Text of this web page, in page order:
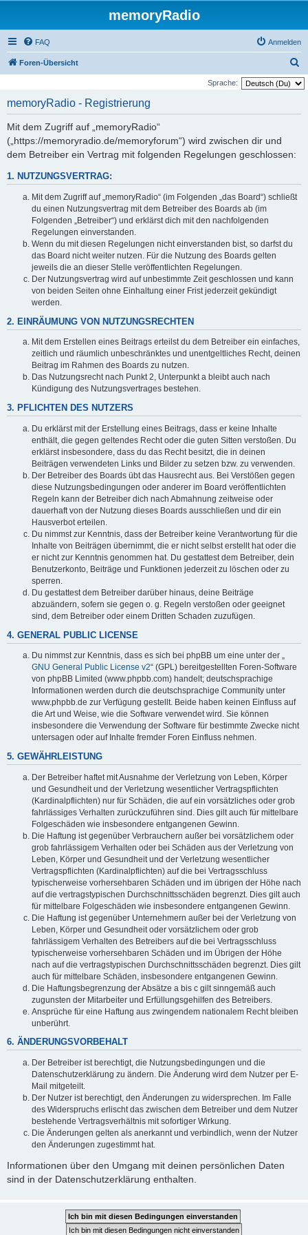
memoryRadio
FAQ Anmelden
Foren-Übersicht
u
Sprache:
memoryRadio - Registrierung
Mit dem Zugriff auf „memoryRadio“
(„https://memoryradio.de/memoryforum“) wird zwischen dir und
dem Betreiber ein Vertrag mit folgenden Regelungen geschlossen:
1. NUTZUNGSVERTRAG:
Mit dem Zugriff auf „memoryRadio“ (im Folgenden „das Board“) schließt
du einen Nutzungsvertrag mit dem Betreiber des Boards ab (im
Folgenden „Betreiber“) und erklärst dich mit den nachfolgenden
Regelungen einverstanden.
Wenn du mit diesen Regelungen nicht einverstanden bist, so darfst du
das Board nicht weiter nutzen. Für die Nutzung des Boards gelten
jeweils die an dieser Stelle veröffentlichten Regelungen.
Der Nutzungsvertrag wird auf unbestimmte Zeit geschlossen und kann
von beiden Seiten ohne Einhaltung einer Frist jederzeit gekündigt
werden.
2. EINRÄUMUNG VON NUTZUNGSRECHTEN
Mit dem Erstellen eines Beitrags erteilst du dem Betreiber ein einfaches,
zeitlich und räumlich unbeschränktes und unentgeltliches Recht, deinen
Beitrag im Rahmen des Boards zu nutzen.
Das Nutzungsrecht nach Punkt 2, Unterpunkt a bleibt auch nach
Kündigung des Nutzungsvertrages bestehen.
3. PFLICHTEN DES NUTZERS
Du erklärst mit der Erstellung eines Beitrags, dass er keine Inhalte
enthält, die gegen geltendes Recht oder die guten Sitten verstoßen. Du
erklärst insbesondere, dass du das Recht besitzt, die in deinen
Beiträgen verwendeten Links und Bilder zu setzen bzw. zu verwenden.
Der Betreiber des Boards übt das Hausrecht aus. Bei Verstößen gegen
diese Nutzungsbedingungen oder anderer im Board veröffentlichten
Regeln kann der Betreiber dich nach Abmahnung zeitweise oder
dauerhaft von der Nutzung dieses Boards ausschließen und dir ein
Hausverbot erteilen.
Du nimmst zur Kenntnis, dass der Betreiber keine Verantwortung für die
Inhalte von Beiträgen übernimmt, die er nicht selbst erstellt hat oder die
er nicht zur Kenntnis genommen hat. Du gestattest dem Betreiber, dein
Benutzerkonto, Beiträge und Funktionen jederzeit zu löschen oder zu
sperren.
Du gestattest dem Betreiber darüber hinaus, deine Beiträge
abzuändern, sofern sie gegen o. g. Regeln verstoßen oder geeignet
sind, dem Betreiber oder einem Dritten Schaden zuzufügen.
4. GENERAL PUBLIC LICENSE
Du nimmst zur Kenntnis, dass es sich bei phpBB um eine unter der „
GNU General Public License v2“ (GPL) bereitgestellten Foren-Software
von phpBB Limited (www.phpbb.com) handelt; deutschsprachige
Informationen werden durch die deutschsprachige Community unter
www.phpbb.de zur Verfügung gestellt. Beide haben keinen Einfluss auf
die Art und Weise, wie die Software verwendet wird. Sie können
insbesondere die Verwendung der Software für bestimmte Zwecke nicht
untersagen oder auf Inhalte fremder Foren Einfluss nehmen.
5. GEWÄHRLEISTUNG
Der Betreiber haftet mit Ausnahme der Verletzung von Leben, Körper
und Gesundheit und der Verletzung wesentlicher Vertragspflichten
(Kardinalpflichten) nur für Schäden, die auf ein vorsätzliches oder grob
fahrlässiges Verhalten zurückzuführen sind. Dies gilt auch für mittelbare
Folgeschäden wie insbesondere entgangenen Gewinn.
Die Haftung ist gegenüber Verbrauchern außer bei vorsätzlichem oder
grob fahrlässigem Verhalten oder bei Schäden aus der Verletzung von
Leben, Körper und Gesundheit und der Verletzung wesentlicher
Vertragspflichten (Kardinalpflichten) auf die bei Vertragsschluss
typischerweise vorhersehbaren Schäden und im übrigen der Höhe nach
auf die vertragstypischen Durchschnittsschäden begrenzt. Dies gilt auch
für mittelbare Folgeschäden wie insbesondere entgangenen Gewinn.
Die Haftung ist gegenüber Unternehmern außer bei der Verletzung von
Leben, Körper und Gesundheit oder vorsätzlichem oder grob
fahrlässigem Verhalten des Betreibers auf die bei Vertragsschluss
typischerweise vorhersehbaren Schäden und im Übrigen der Höhe
nach auf die vertragstypischen Durchschnittsschäden begrenzt. Dies gilt
auch für mittelbare Schäden, insbesondere entgangenen Gewinn.
Die Haftungsbegrenzung der Absätze a bis c gilt sinngemäß auch
zugunsten der Mitarbeiter und Erfüllungsgehilfen des Betreibers.
Ansprüche für eine Haftung aus zwingendem nationalem Recht bleiben
unberührt.
6. ÄNDERUNGSVORBEHALT
Der Betreiber ist berechtigt, die Nutzungsbedingungen und die
Datenschutzerklärung zu ändern. Die Änderung wird dem Nutzer per E-
Mail mitgeteilt.
Der Nutzer ist berechtigt, den Änderungen zu widersprechen. Im Falle
des Widerspruchs erlischt das zwischen dem Betreiber und dem Nutzer
bestehende Vertragsverhältnis mit sofortiger Wirkung.
Die Änderungen gelten als anerkannt und verbindlich, wenn der Nutzer
den Änderungen zugestimmt hat.
Informationen über den Umgang mit deinen persönlichen Daten
sind in der Datenschutzerklärung enthalten.